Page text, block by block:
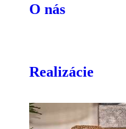
O nás
Realizácie